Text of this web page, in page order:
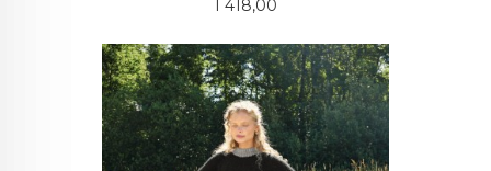
Pris
1 418,00